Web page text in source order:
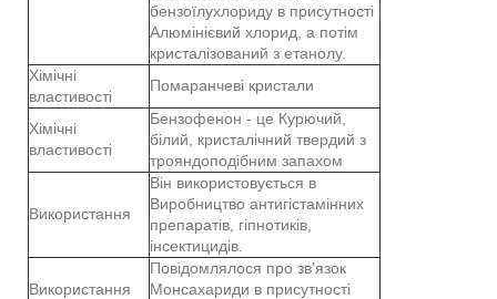
бензоїлухлориду в присутності
Алюмінієвий хлорид, а потім
кристалізований з етанолу.
Хімічні
властивості
Помаранчеві кристали
Хімічні
властивості
Бензофенон - це Курючий,
білий, кристалічний твердий з
трояндоподібним запахом
Використання
Він використовується в
Виробництво антигістамінних
препаратів, гіпнотиків,
інсектицидів.
Використання
Повідомлялося про зв'язок
Монсахариди в присутності